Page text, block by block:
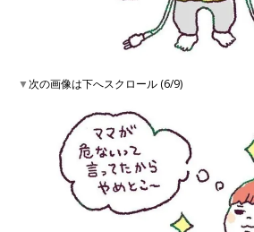
▼次の画像は下へスクロール (6/9)